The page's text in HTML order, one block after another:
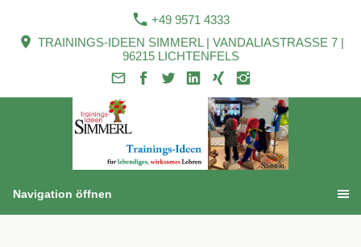
+49 9571 4333
TRAININGS-IDEEN SIMMERL | VANDALIASTRASSE 7 |
96215 LICHTENFELS
Navigation öffnen